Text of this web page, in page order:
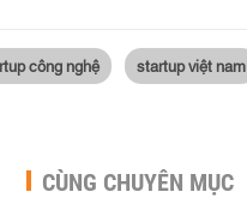
công nghệ startup việt nam
CÙNG CHUYÊN MỤC